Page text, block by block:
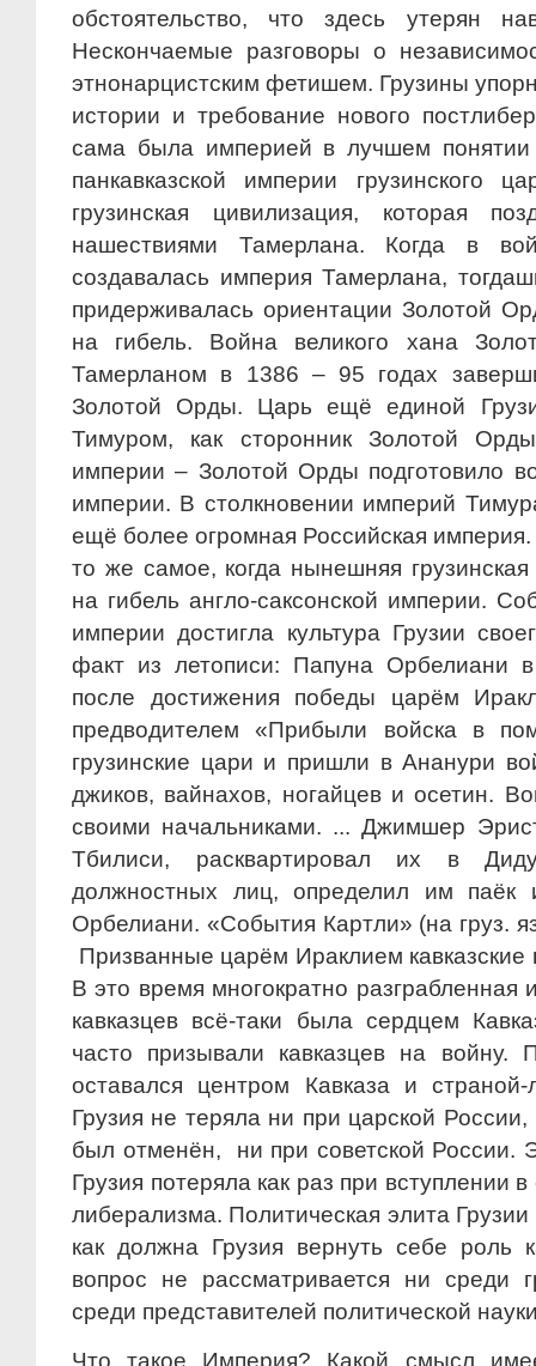
обстоятельство, что здесь утерян
Нескончаемые разговоры о
этнонарцистским фетишем. Грузины
истории и требование нового
сама была империей в лучшем
панкавказской империи грузинского
грузинская цивилизация, которая
нашествиями Тамерлана. Когда в
создавалась империя Тамерлана,
придерживалась ориентации Золотой
на гибель. Война великого хана
Тамерланом в 1386 – 95 годах
Золотой Орды. Царь ещё единой
Тимуром, как сторонник Золотой
империи – Золотой Орды подготовило
империи. В столкновении империй
ещё более огромная Российская
то же самое, когда нынешняя
на гибель англо-саксонской империи.
империи достигла культура Грузии
факт из летописи: Папуна Орбелиани
после достижения победы царём
предводителем «Прибыли войска в
грузинские цари и пришли в Ананури
джиков, вайнахов, ногайцев и осетин.
своими начальниками. ... Джимшер
Тбилиси, расквартировал их в
должностных лиц, определил им паёк
Орбелиани. «События Картли» (на груз.
Призванные царём Ираклием
В это время многократно разграбленная
кавказцев всё-таки была сердцем
часто призывали кавказцев на
оставался центром Кавказа и
Грузия не теряла ни при царской России,
был отменён, ни при советской России.
Грузия потеряла как раз при вступлении в
либерализма. Политическая элита Грузии
как должна Грузия вернуть себе роль
вопрос не рассматривается ни среди
среди представителей политической
Что такое Империя? Какой смысл